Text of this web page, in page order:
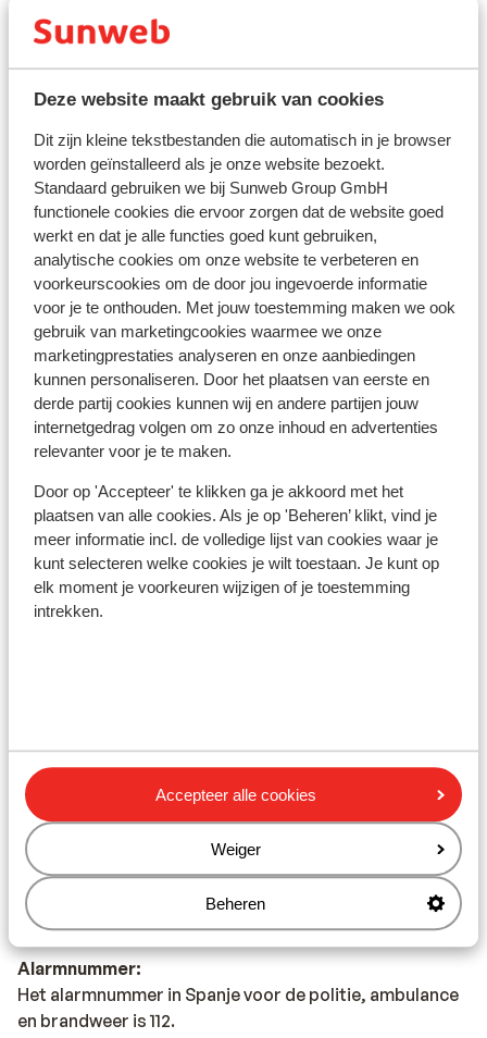
Deze website maakt gebruik van cookies
Dit zijn kleine tekstbestanden die automatisch in je browser
worden geïnstalleerd als je onze website bezoekt.
Standaard gebruiken we bij Sunweb Group GmbH
functionele cookies die ervoor zorgen dat de website goed
werkt en dat je alle functies goed kunt gebruiken,
analytische cookies om onze website te verbeteren en
voorkeurscookies om de door jou ingevoerde informatie
voor je te onthouden. Met jouw toestemming maken we ook
gebruik van marketingcookies waarmee we onze
marketingprestaties analyseren en onze aanbiedingen
kunnen personaliseren. Door het plaatsen van eerste en
derde partij cookies kunnen wij en andere partijen jouw
internetgedrag volgen om zo onze inhoud en advertenties
relevanter voor je te maken.
Door op 'Accepteer' te klikken ga je akkoord met het
plaatsen van alle cookies. Als je op 'Beheren’ klikt, vind je
meer informatie incl. de volledige lijst van cookies waar je
kunt selecteren welke cookies je wilt toestaan. Je kunt op
elk moment je voorkeuren wijzigen of je toestemming
intrekken.
Accepteer alle cookies
Weiger
Beheren
Valuta:
De officiële munteenheid van Spanje is de euro. Pinnen
in Spanje en op de Canarische Eilanden is geen
probleem. Vrijwel overal zijn betaalautomaten waar je
kunt pinnen. Ook betalen met credit card is op vele
plaatsen mogelijk.
Voltage:
Het voltage is net als in Nederland 220 volt. Het
stopcontact is soms wel anders van vorm. In dat geval
kun je een tussenstekker in de supermarkt kopen.
Reisdocumenten:
Je dient in het bezit te zijn van een geldig paspoort of
een geldig identiteitsbewijs.
Heb je niet de Nederlandse nationaliteit, dan is het
belangrijk om na te vragen of er andere regels van
toepassing zijn. Dit vraag je na bij de ambassade van
het land waar je heen wilt en de landen waar je doorheen
reist.
Let op!
aansprakelijk worden gesteld.
Vaccinatie:
Voor actuele informatie betreffende vaccinaties en
andere gegevens over gezondheid en reizen kijk je op
de site van LCR: https://www.lcr.nl/.
Alarmnummer:
Het alarmnummer in Spanje voor de politie, ambulance
en brandweer is 112.